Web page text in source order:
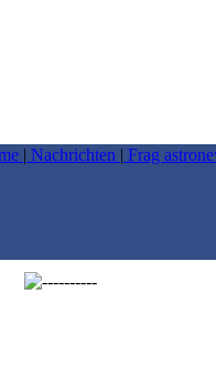
| Nachrichten | Frag